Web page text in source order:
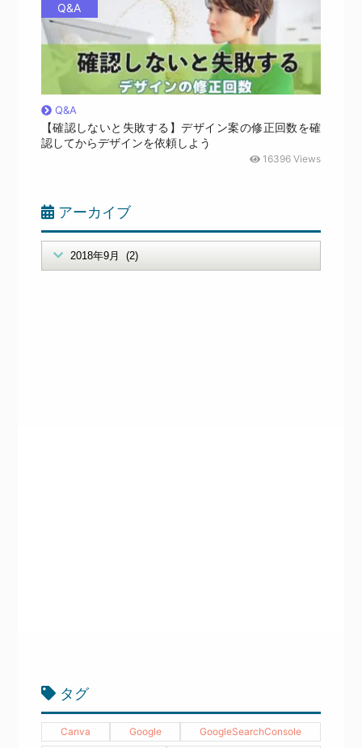
Q&A
Q&A
【確認しないと失敗する】デザイン案の修正回数を確
認してからデザインを依頼しよう
16396 Views
アーカイブ
タグ
Canva Google
GoogleSearchConsole